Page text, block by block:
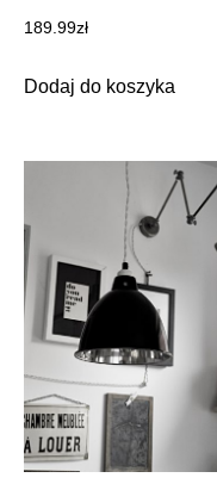
189.99zł
Dodaj do koszyka